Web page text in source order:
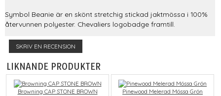
Symbol Beanie är en skönt stretchig stickad jaktmössa i 100%
återvunnen polyester. Chevaliers logobadge framtill.
SKRIV EN RECENSION
LIKNANDE PRODUKTER
Browning CAP STONE BROWN Pinewood Melerad Mössa Grön